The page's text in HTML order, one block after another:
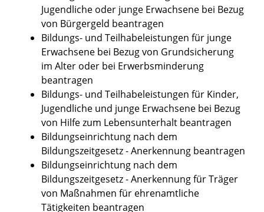
Jugendliche oder junge Erwachsene bei Bezug
von Bürgergeld beantragen
Bildungs- und Teilhabeleistungen für junge
Erwachsene bei Bezug von Grundsicherung
im Alter oder bei Erwerbsminderung
beantragen
Bildungs- und Teilhabeleistungen für Kinder,
Jugendliche und junge Erwachsene bei Bezug
von Hilfe zum Lebensunterhalt beantragen
Bildungseinrichtung nach dem
Bildungszeitgesetz - Anerkennung beantragen
Bildungseinrichtung nach dem
Bildungszeitgesetz - Anerkennung für Träger
von Maßnahmen für ehrenamtliche
Tätigkeiten beantragen